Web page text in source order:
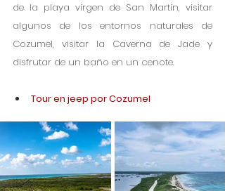
de la playa virgen de San Martin, visitar
algunos de los entornos naturales de
Cozumel, visitar la Caverna de Jade y
disfrutar de un baño en un cenote.
Tour en jeep por Cozumel